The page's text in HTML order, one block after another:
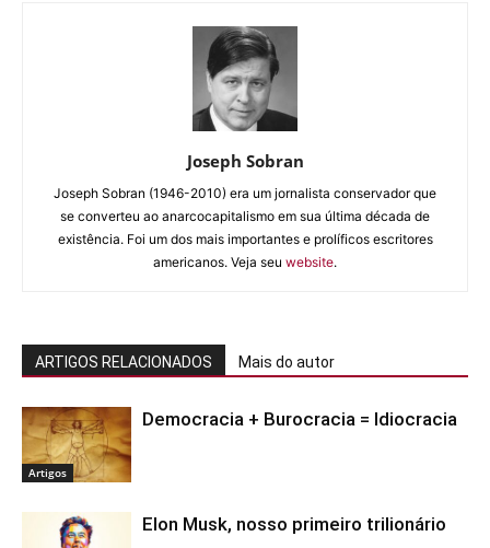
Joseph Sobran
Joseph Sobran (1946-2010) era um jornalista conservador que
se converteu ao anarcocapitalismo em sua última década de
existência. Foi um dos mais importantes e prolíficos escritores
americanos. Veja seu website.
ARTIGOS RELACIONADOS Mais do autor
Artigos
Democracia + Burocracia = Idiocracia
Elon Musk, nosso primeiro trilionário